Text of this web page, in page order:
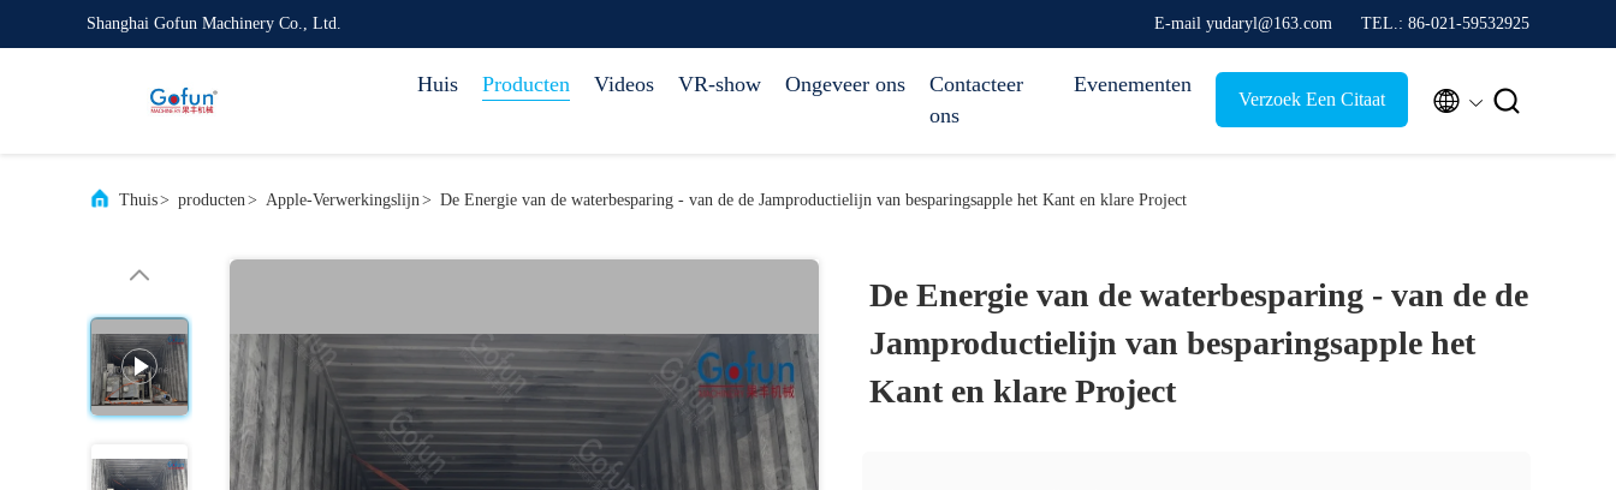
Shanghai Gofun Machinery Co., Ltd. E-mail yudaryl@163.com TEL.: 86-021-59532925
Huis Producten Videos VR-show Ongeveer ons
Contacteer
ons
Evenementen
Verzoek Een Citaat  
Thuis> producten> Apple-Verwerkingslijn> De Energie van de waterbesparing - van de de Jamproductielijn van besparingsapple het Kant en klare Project
De Energie van de waterbesparing - van de de
Jamproductielijn van besparingsapple het
Kant en klare Project